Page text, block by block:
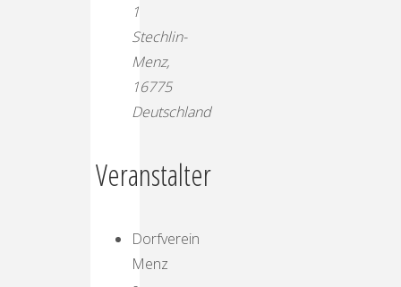
1
Stechlin-
Menz,
16775
Deutschland
Veranstalter
Dorfverein
Menz